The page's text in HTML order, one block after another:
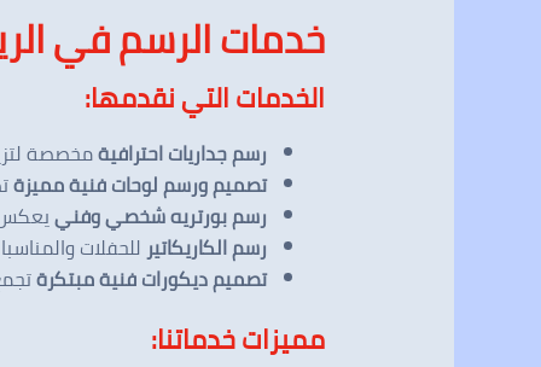
خدمات الرسم في
الخدمات التي نقدمها:
رسم جداريات احترافيةمخصصة
تصميم ورسم لوحات فنية مميزة
رسم بورتريه شخصي وفنييعكس
رسم الكاريكاتير للحفلات
تصميم ديكورات فنية مبتكرة
مميزات خدماتنا: